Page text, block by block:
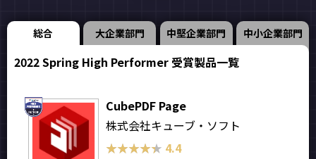
総合 大企業部門 中堅企業部門 中小企業部門
2022 Spring High Performer 受賞製品一覧
CubePDF Page
株式会社キューブ・ソフト
★★★★★
★★★★★ 4.4